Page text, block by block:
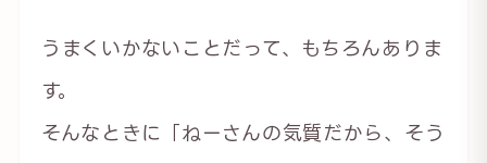
うまくいかないことだって、もちろんありま
す。
そんなときに「ねーさんの気質だから、そう